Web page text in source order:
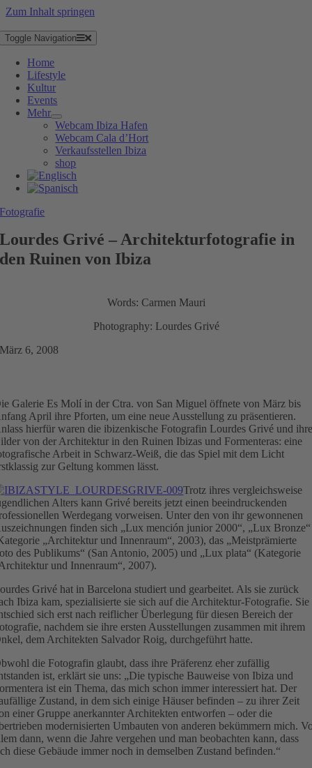
Zum Inhalt springen
Toggle Navigation
Home
Lifestyle
Kultur
Events
Mehr
Webcam Ibiza Hafen
Webcam Cala d’Hort
Verkaufsstellen Ibiza
shop
Fotografie
Lourdes Grivé – Architekturfotografie in
den Ruinen von Ibiza
Words: Carmen Mauri
Photography: Lourdes Grivé
März 6, 2008
Galerie Es Molí in der Ctra. von San Miguel öffnete von März bis
April ihre Pforten, um eine neue Ausstellung zu präsentieren.
hierfür waren die ibizenkische Fotografin Lourdes Grivé und
von der Architektur in den Ruinen Ibizas und Formenteras: eine
Arbeit in Schwarz-Weiß, die das Spiel mit dem Licht
zur Geltung kommen lässt.
Trotz ihres vergleichsweise
Alters kann Grivé bereits jetzt einen beeindruckenden
Werdegang vorweisen. Unter den von ihr gewonnenen
finden sich „Lux mención junior 2000“, „Lux Bronze“
„Architektur und Innenraum“, 2003), das „Meistprämierte
des Publikums“ (San Antonio, 2005) und „Lux plata“ (Kategorie
und Innenraum“, 2007).
Grivé hat in Barcelona studiert und gearbeitet. Als sie zurück
Ibiza kam, spezialisierte sie sich auf die Architektur-Fotografie. Sie
sich erst nach reiflicher Überlegung für diesen Bereich der
nachdem sie ihre ersten Ausstellungen zusammen mit ihrem
dem Architekten Salvador Roig, durchgeführt hatte.
die Fotografin glaubt, dass ihre Präferenz eher zufällig
ist, erklärt sie uns: „Die typische Bauweise von Ibiza und
ist ein Thema, das mich schon immer interessiert hat. Der
Zustand, in dem sich einige Häuser befinden – zu ihrer Zeit
einer Gruppe anerkannter Architekten entworfen – oder die
modernisierten Umbauten von anderen bekümmern mich.
dann, wenn die Jahre vergehen und man beobachten kann, dass
diese Gebäude immer noch in demselben Zustand befinden.“